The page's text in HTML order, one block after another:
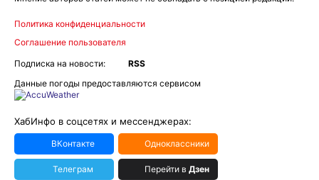
Подписка на новости:
RSS
ХабИнфо в соцсетях и мессенджерах:
ВКонтакте Одноклассники
Телеграм Перейти в Дзен